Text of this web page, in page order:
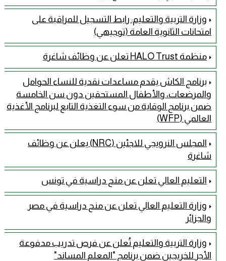
وزارة التربية والتعليم: رابط التسجيل للمراقبة على
امتحانات الثانوية العامة (توجيهي)
منظمة HALO Trust تعلن عن وظائف شاغرة
برنامج الكاش يقدم مساعدات نقدية للنساء الحوامل
والمرضعات، والأطفال المستحقين دون سن الخامسة
ضمن برنامج الوقاية من سوء التغذية التابع لبرنامج الأغذية
العالمي (WFP)
المجلس النرويجي للاجئين (NRC) يعلن عن وظائف
شاغرة
التعليم العالي تعلن عن منح دراسية في تونس
وزارة التعليم العالي تعلن عن منح دراسية في مصر
والجزائر
وزارة التربية والتعليم تُعلن عن فرص تدريب مدفوعة
الأجر للخريجين ضمن برنامج "المعلم المساند"